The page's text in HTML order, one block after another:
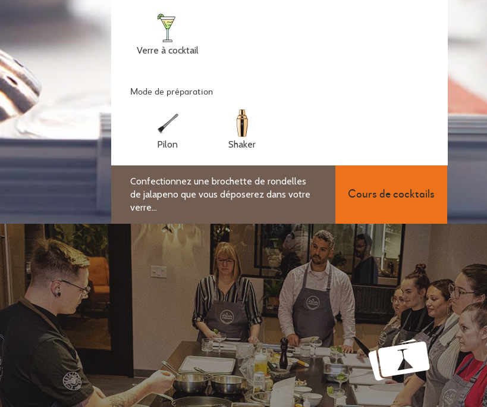
Verre à cocktail
Mode de préparation
Pilon Shaker
Confectionnez une brochette de rondelles
de jalapeno que vous déposerez dans votre
verre...
Cours de cocktails